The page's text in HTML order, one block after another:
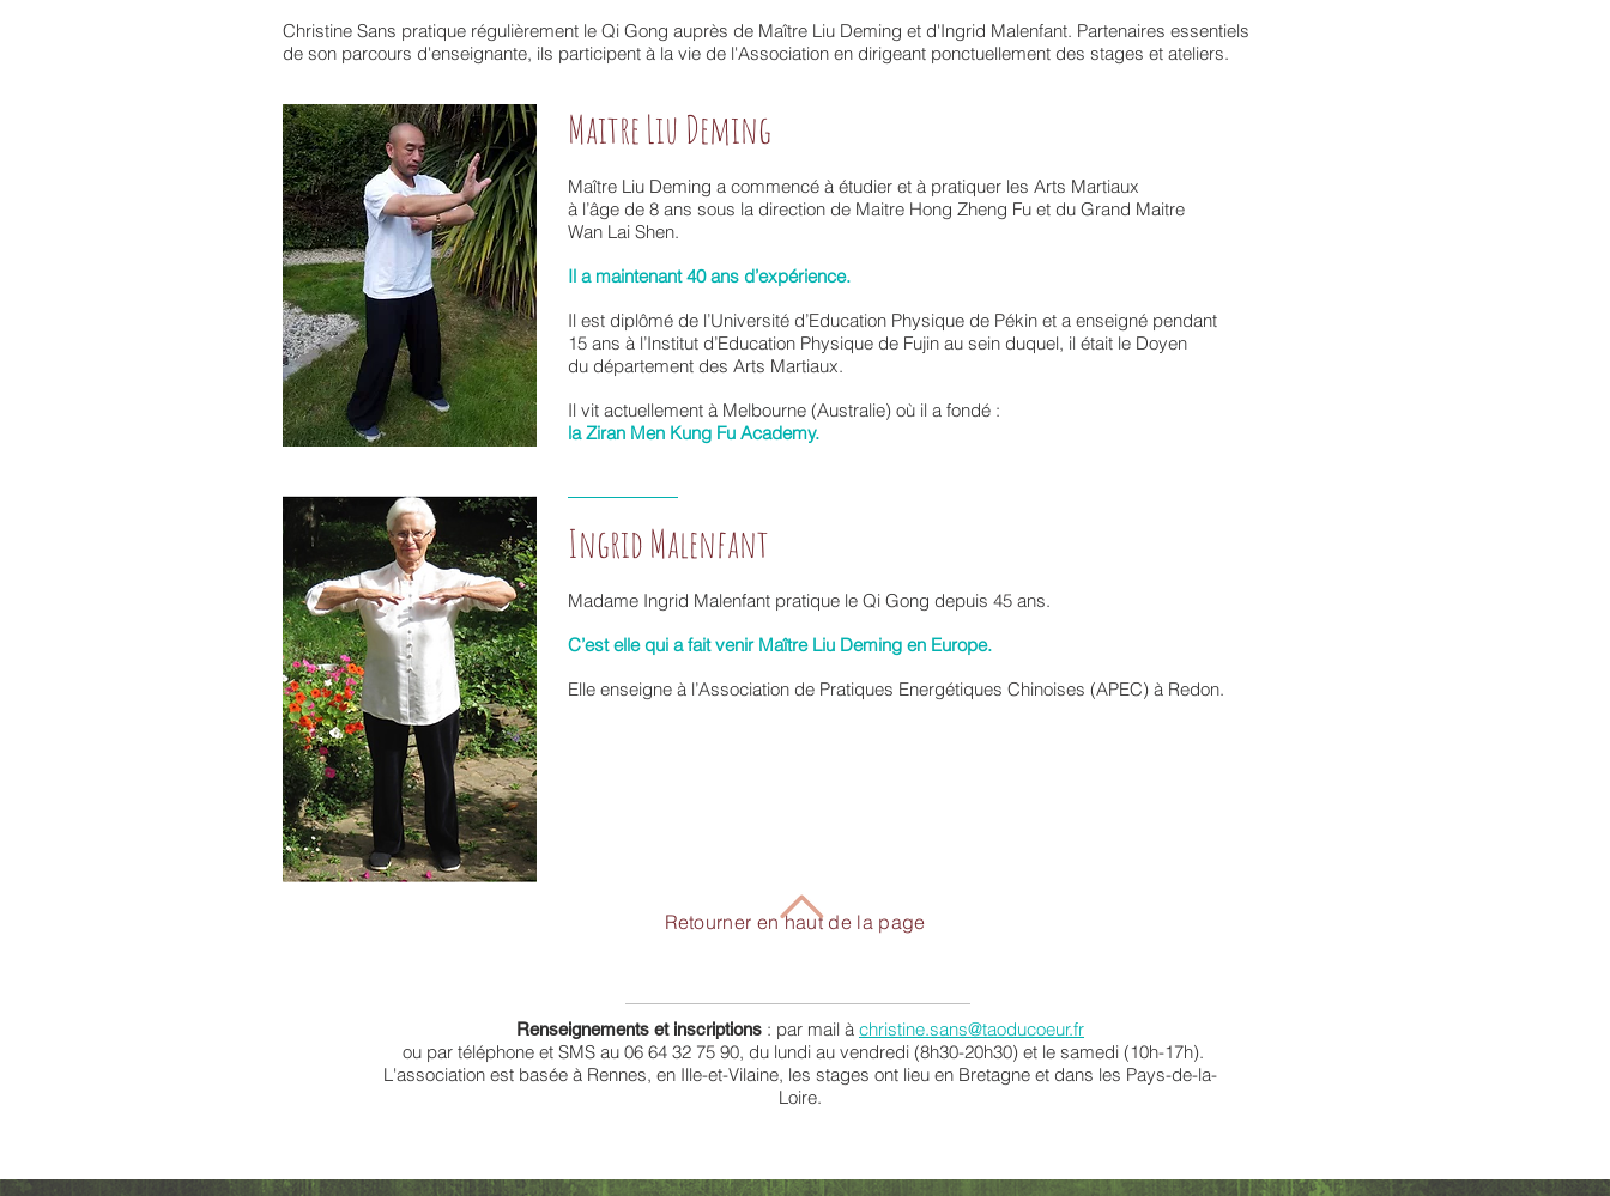
Christine Sans pratique régulièrement le Qi Gong auprès de Maître Liu Deming et d'Ingrid Malenfant. Partenaires essentiels
de son parcours d'enseignante, ils participent à la vie de l'Association en dirigeant ponctuellement des stages et ateliers.
Maitre Liu Deming
Maître Liu Deming a commencé à étudier et à pratiquer les Arts Martiaux
à l’âge de 8 ans sous la direction de Maitre Hong Zheng Fu et du Grand Maitre
Wan Lai Shen.
Il a maintenant 40 ans d’expérience.
Il est diplômé de l’Université d’Education Physique de Pékin et a enseigné pendant
15 ans à l’Institut d’Education Physique de Fujin au sein duquel, il était le Doyen
du département des Arts Martiaux.
Il vit actuellement à Melbourne (Australie) où il a fondé :
la Ziran Men Kung Fu Academy.
Ingrid Malenfant
Madame Ingrid Malenfant pratique le Qi Gong depuis 45 ans.
C’est elle qui a fait venir Maître Liu Deming en Europe.
Elle enseigne à l’Association de Pratiques Energétiques Chinoises (APEC) à Redon.
Retourner en haut de la page
Renseignements et inscriptions : par mail à christine.sans@taoducoeur.fr
ou par téléphone et SMS au 06 64 32 75 90, du lundi au vendredi (8h30-20h30) et le samedi (10h-17h).
L'association est basée à Rennes, en Ille-et-Vilaine, les stages ont lieu en Bretagne et dans les Pays-de-la-
Loire.